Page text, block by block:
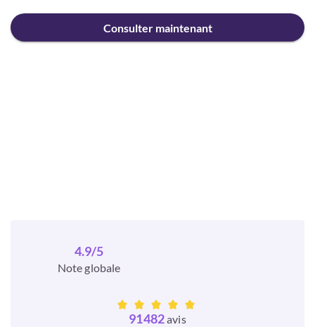
Consulter maintenant
4.9/5
Note globale
91482avis